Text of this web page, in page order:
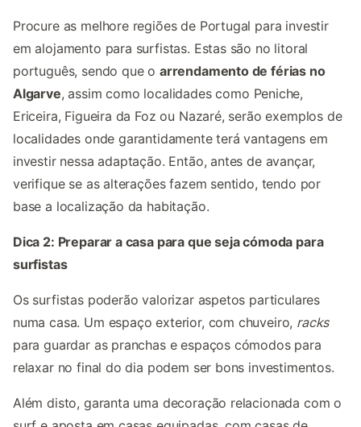
Procure as melhore regiões de Portugal para investir
em alojamento para surfistas. Estas são no litoral
português, sendo que o arrendamento de férias no
Algarve, assim como localidades como Peniche,
Ericeira, Figueira da Foz ou Nazaré, serão exemplos de
localidades onde garantidamente terá vantagens em
investir nessa adaptação. Então, antes de avançar,
verifique se as alterações fazem sentido, tendo por
base a localização da habitação.
Dica 2: Preparar a casa para que seja cómoda para
surfistas
Os surfistas poderão valorizar aspetos particulares
numa casa. Um espaço exterior, com chuveiro, racks
para guardar as pranchas e espaços cómodos para
relaxar no final do dia podem ser bons investimentos.
Além disto, garanta uma decoração relacionada com o